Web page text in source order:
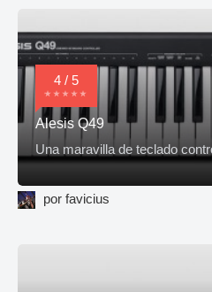
4 / 5
Alesis Q49
Una maravilla de teclado
por favicius